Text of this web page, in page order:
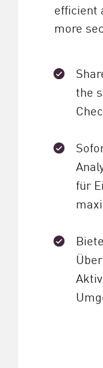
efficient
more
the
für